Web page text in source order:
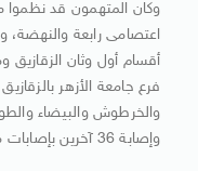
وكان المتهمون قد
اعتصامى رابعة
أقسام أول وثان الزقازيق
فرع جامعة الأزهر
وإصابة 36 آخرين بإصابات مختلفة .